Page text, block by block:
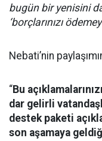
bugün bir yenisini
‘borçlarınızı
Nebati’nin
“Bu
dar gelirli
destek paketi
son aşamaya